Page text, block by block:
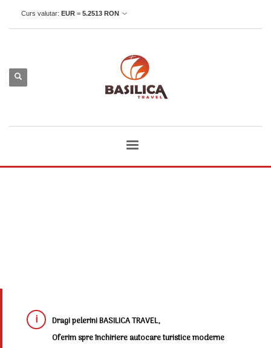
Curs valutar: EUR = 5.2513 RON
Dragi pelerini BASILICA TRAVEL,
Oferim spre închiriere autocare turistice moderne